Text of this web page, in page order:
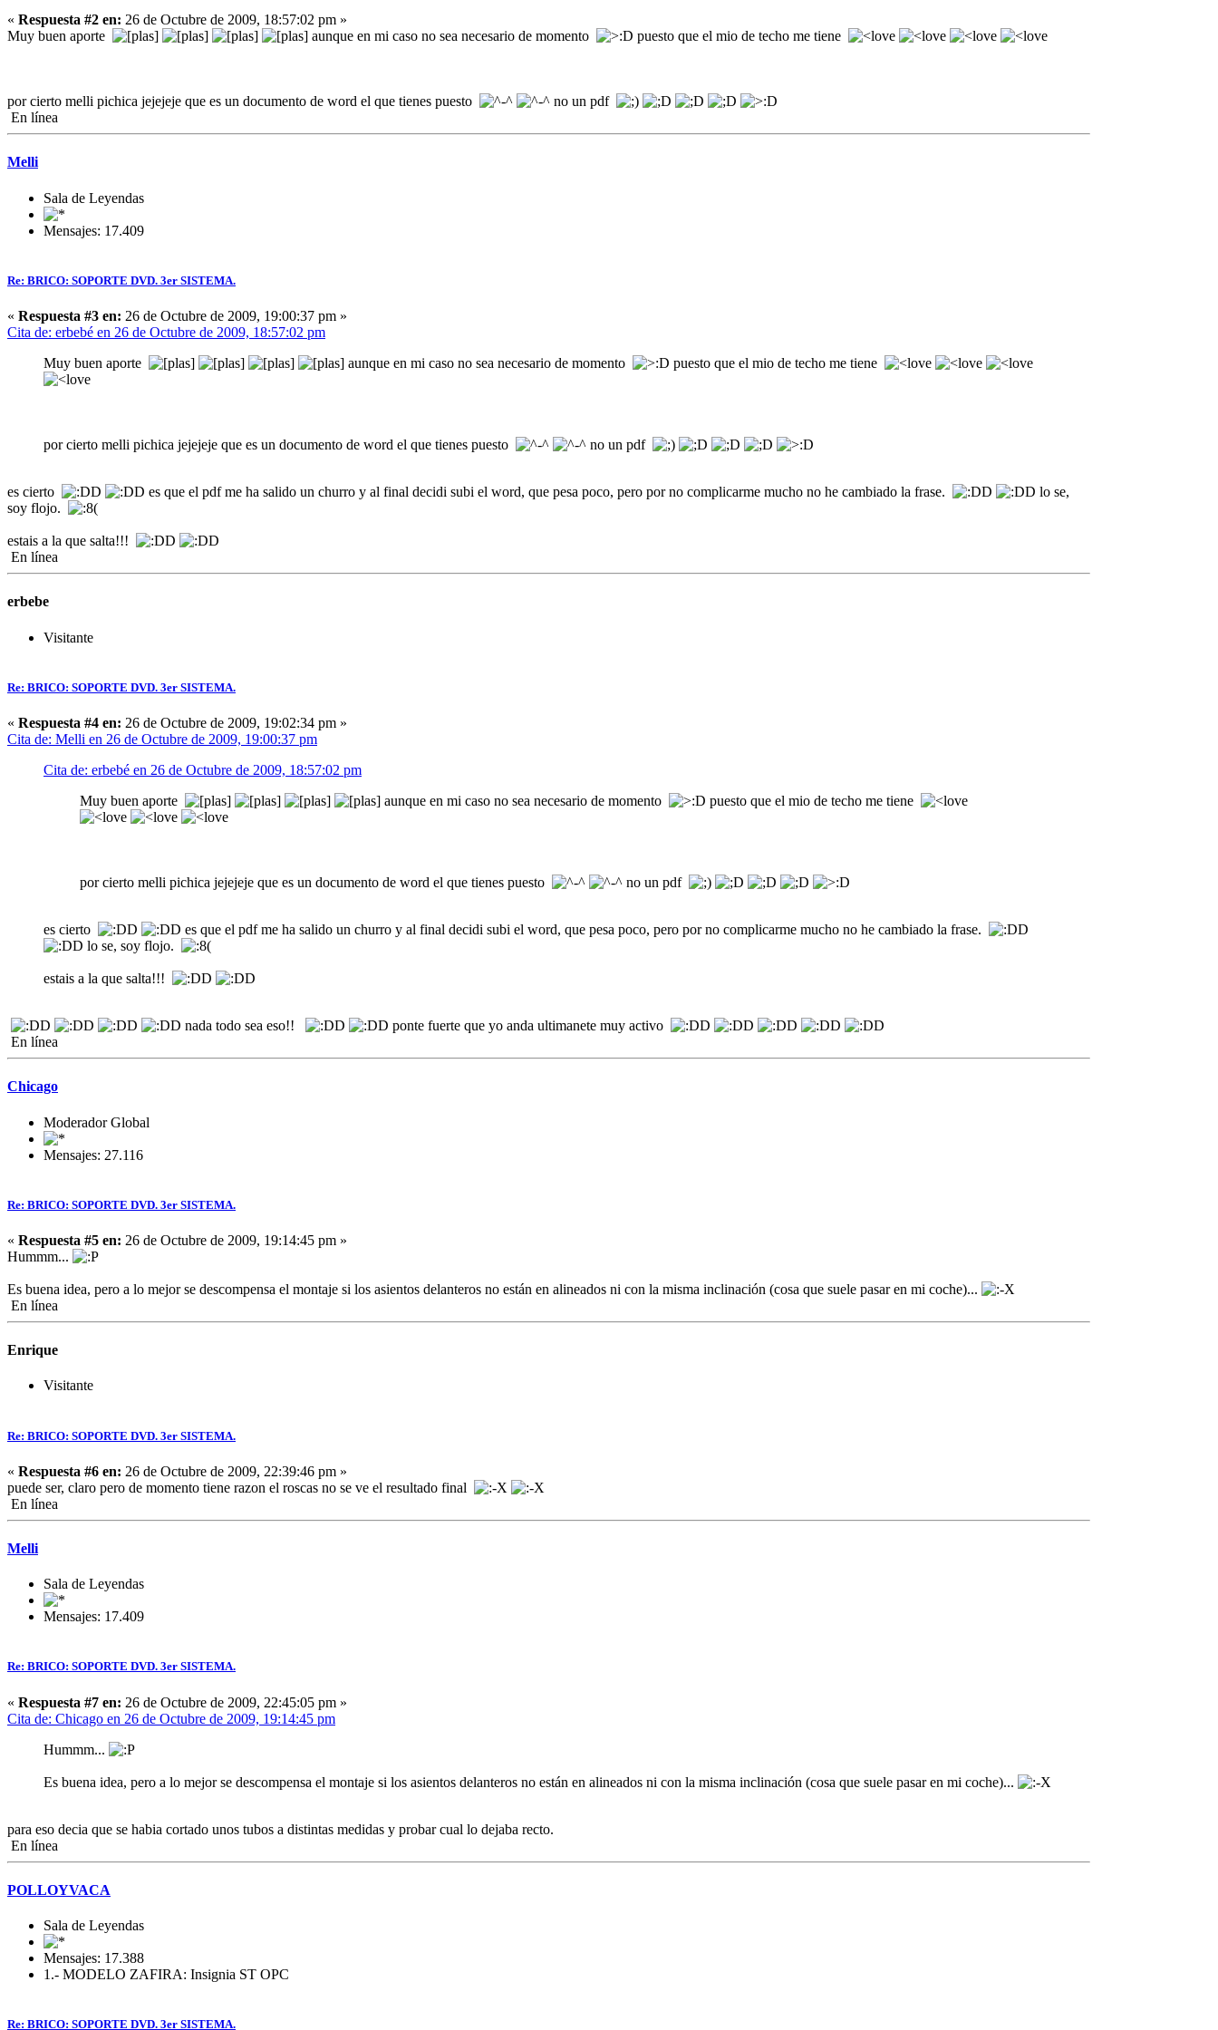
« Respuesta #2 en: 26 de Octubre de 2009, 18:57:02 pm »
Muy buen aporte
aunque en mi caso no sea necesario de momento puesto que el mio de techo me tiene
por cierto melli pichica jejejeje que es un documento de word el que tienes puesto
no un pdf
En línea
Melli
Sala de Leyendas
Mensajes: 17.409
Re: BRICO: SOPORTE DVD. 3er SISTEMA.
« Respuesta #3 en: 26 de Octubre de 2009, 19:00:37 pm »
Cita de: erbebé en 26 de Octubre de 2009, 18:57:02 pm
Muy buen aporte
aunque en mi caso no sea necesario de momento puesto que el mio de techo me tiene
por cierto melli pichica jejejeje que es un documento de word el que tienes puesto no un pdf
es cierto es que el pdf me ha salido un churro y al final decidi subi el word, que pesa poco, pero por no complicarme mucho no he cambiado la frase.
lo se,
soy flojo.
estais a la que salta!!!
En línea
erbebe
Visitante
Re: BRICO: SOPORTE DVD. 3er SISTEMA.
« Respuesta #4 en: 26 de Octubre de 2009, 19:02:34 pm »
Cita de: Melli en 26 de Octubre de 2009, 19:00:37 pm
Cita de: erbebé en 26 de Octubre de 2009, 18:57:02 pm
Muy buen aporte
aunque en mi caso no sea necesario de momento puesto que el mio de techo me tiene
por cierto melli pichica jejejeje que es un documento de word el que tienes puesto no un pdf
es cierto
es que el pdf me ha salido un churro y al final decidi subi el word, que pesa poco, pero por no complicarme mucho no he cambiado la frase.
lo se, soy flojo.
estais a la que salta!!!
nada todo sea eso!!
ponte fuerte que yo anda ultimanete muy activo
En línea
Chicago
Moderador Global
Mensajes: 27.116
Re: BRICO: SOPORTE DVD. 3er SISTEMA.
« Respuesta #5 en: 26 de Octubre de 2009, 19:14:45 pm »
Hummm...
Es buena idea, pero a lo mejor se descompensa el montaje si los asientos delanteros no están en alineados ni con la misma inclinación (cosa que suele pasar en mi coche)...
En línea
Enrique
Visitante
Re: BRICO: SOPORTE DVD. 3er SISTEMA.
« Respuesta #6 en: 26 de Octubre de 2009, 22:39:46 pm »
puede ser, claro pero de momento tiene razon el roscas no se ve el resultado final
En línea
Melli
Sala de Leyendas
Mensajes: 17.409
Re: BRICO: SOPORTE DVD. 3er SISTEMA.
« Respuesta #7 en: 26 de Octubre de 2009, 22:45:05 pm »
Cita de: Chicago en 26 de Octubre de 2009, 19:14:45 pm
Hummm...
Es buena idea, pero a lo mejor se descompensa el montaje si los asientos delanteros no están en alineados ni con la misma inclinación (cosa que suele pasar en mi coche)...
para eso decia que se habia cortado unos tubos a distintas medidas y probar cual lo dejaba recto.
En línea
POLLOYVACA
Sala de Leyendas
Mensajes: 17.388
1.- MODELO ZAFIRA: Insignia ST OPC
Re: BRICO: SOPORTE DVD. 3er SISTEMA.